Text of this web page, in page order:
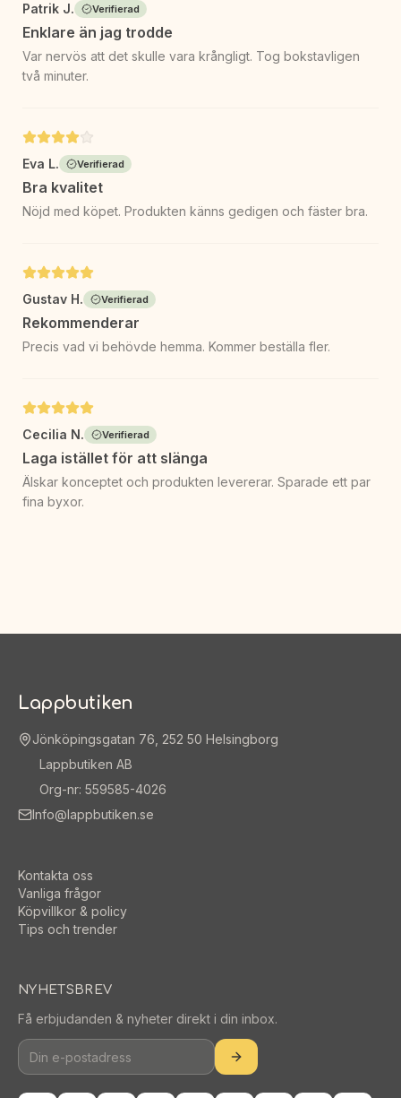
Patrik J. Verifierad
Enklare än jag trodde
Var nervös att det skulle vara krångligt. Tog bokstavligen
två minuter.
Eva L. Verifierad
Bra kvalitet
Nöjd med köpet. Produkten känns gedigen och fäster bra.
Gustav H. Verifierad
Rekommenderar
Precis vad vi behövde hemma. Kommer beställa fler.
Cecilia N. Verifierad
Laga istället för att slänga
Älskar konceptet och produkten levererar. Sparade ett par
fina byxor.
Lappbutiken
Jönköpingsgatan 76, 252 50 Helsingborg
Lappbutiken AB
Org-nr: 559585-4026
Info@lappbutiken.se
Kontakta oss
Vanliga frågor
Köpvillkor & policy
Tips och trender
NYHETSBREV
Få erbjudanden & nyheter direkt i din inbox.